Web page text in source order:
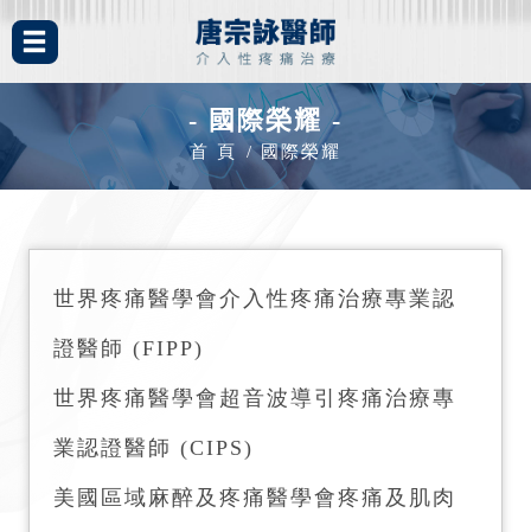
- 國際榮耀 -
首 頁 國際榮耀
世界疼痛醫學會介入性疼痛治療專業認
證醫師 (FIPP)
世界疼痛醫學會超音波導引疼痛治療專
業認證醫師 (CIPS)
美國區域麻醉及疼痛醫學會疼痛及肌肉